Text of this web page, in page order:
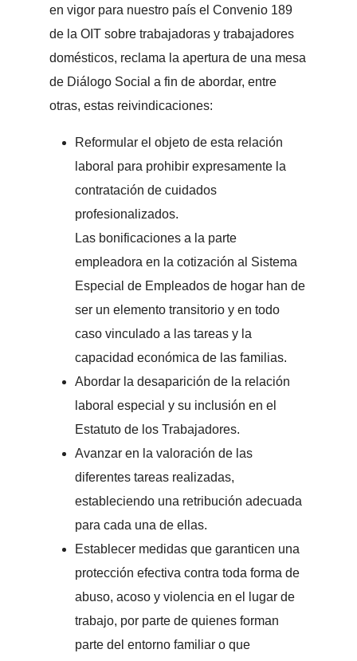
en vigor para nuestro país el Convenio 189
de la OIT sobre trabajadoras y trabajadores
domésticos, reclama la apertura de una mesa
de Diálogo Social a fin de abordar, entre
otras, estas reivindicaciones:
Reformular el objeto de esta relación
laboral para prohibir expresamente la
contratación de cuidados
profesionalizados.
Las bonificaciones a la parte
empleadora en la cotización al Sistema
Especial de Empleados de hogar han de
ser un elemento transitorio y en todo
caso vinculado a las tareas y la
capacidad económica de las familias.
Abordar la desaparición de la relación
laboral especial y su inclusión en el
Estatuto de los Trabajadores.
Avanzar en la valoración de las
diferentes tareas realizadas,
estableciendo una retribución adecuada
para cada una de ellas.
Establecer medidas que garanticen una
protección efectiva contra toda forma de
abuso, acoso y violencia en el lugar de
trabajo, por parte de quienes forman
parte del entorno familiar o que